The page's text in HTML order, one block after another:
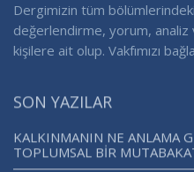
Dergimizin tüm
değerlendirme, yorum, analiz
kişilere ait olup. Vakfımızı
SON YAZILAR
KALKINMANIN NE ANLAMA
TOPLUMSAL BİR